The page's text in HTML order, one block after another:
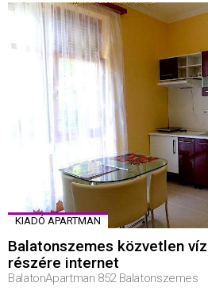
KIADÓ APARTMAN
Balatonszemes közvetlen
részére internet
BalatonApartman 852 Balatonszemes